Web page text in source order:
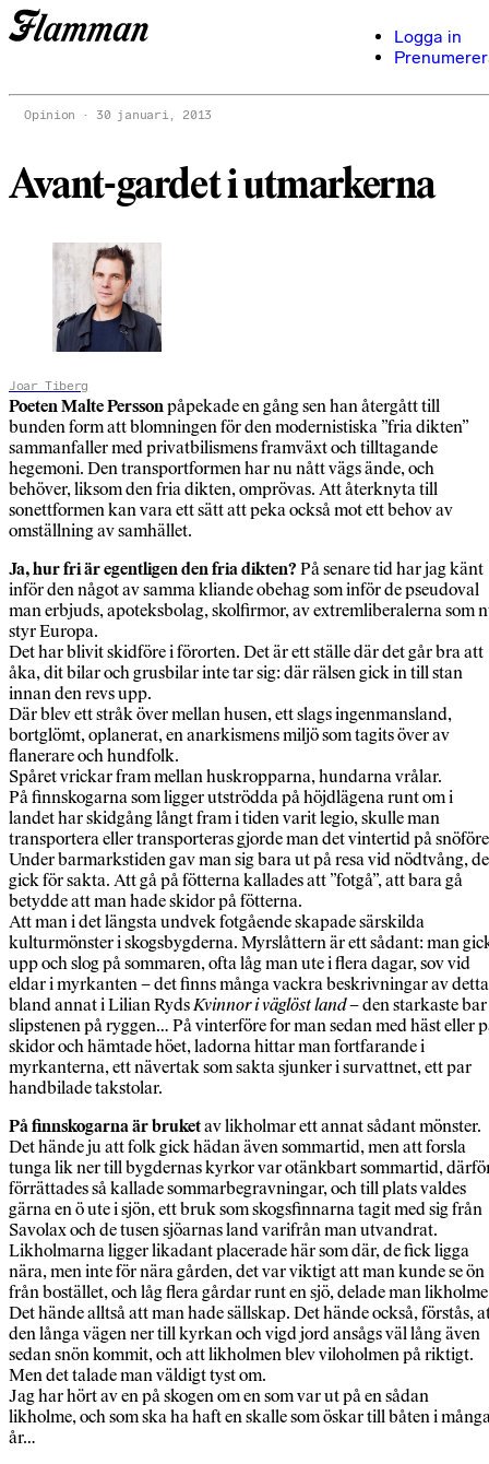
Logga in
Opinion 30 januari, 2013
Avant-gardet i utmarkerna
Joar Tiberg
Poeten Malte Perssonpåpekade en gång sen han återgått till
bunden form att blomningen för den modernistiska ”fria dikten”
sammanfaller med privatbilismens framväxt och tilltagande
hegemoni. Den transportformen har nu nått vägs ände, och
behöver, liksom den fria dikten, omprövas. Att återknyta till
sonettformen kan vara ett sätt att peka också mot ett behov av
omställning av samhället.
Ja, hur fri är egentligen den fria dikten? På senare tid har jag känt
inför den något av samma kliande obehag som inför de pseudoval
man erbjuds, apoteksbolag, skolfirmor, av extremliberalerna som
styr Europa.
Det har blivit skidföre i förorten. Det är ett ställe där det går bra att
åka, dit bilar och grusbilar inte tar sig: där rälsen gick in till stan
innan den revs upp.
Där blev ett stråk över mellan husen, ett slags ingenmansland,
bortglömt, oplanerat, en anarkismens miljö som tagits över av
flanerare och hundfolk.
Spåret vrickar fram mellan huskropparna, hundarna vrålar.
På finnskogarna som ligger utströdda på höjdlägena runt om i
landet har skidgång långt fram i tiden varit legio, skulle man
transportera eller transporteras gjorde man det vintertid på
Under barmarkstiden gav man sig bara ut på resa vid nödtvång,
gick för sakta. Att gå på fötterna kallades att ”fotgå”, att bara gå
betydde att man hade skidor på fötterna.
Att man i det längsta undvek fotgående skapade särskilda
kulturmönster i skogsbygderna. Myrslåttern är ett sådant: man
upp och slog på sommaren, ofta låg man ute i flera dagar, sov vid
eldar i myrkanten – det finns många vackra beskrivningar av
bland annat i Lilian RydsKvinnor i väglöst land– den starkaste bar
slipstenen på ryggen… På vinterföre for man sedan med häst eller
skidor och hämtade höet, ladorna hittar man fortfarande i
myrkanterna, ett nävertak som sakta sjunker i survattnet, ett par
handbilade takstolar.
På finnskogarna är bruketav likholmar ett annat sådant mönster.
Det hände ju att folk gick hädan även sommartid, men att forsla
tunga lik ner till bygdernas kyrkor var otänkbart sommartid,
förrättades så kallade sommarbegravningar, och till plats valdes
gärna en ö ute i sjön, ett bruk som skogsfinnarna tagit med sig från
Savolax och de tusen sjöarnas land varifrån man utvandrat.
Likholmarna ligger likadant placerade här som där, de fick ligga
nära, men inte för nära gården, det var viktigt att man kunde se ön
från bostället, och låg flera gårdar runt en sjö, delade man
Det hände alltså att man hade sällskap. Det hände också, förstås,
den långa vägen ner till kyrkan och vigd jord ansågs väl lång även
sedan snön kommit, och att likholmen blev viloholmen på riktigt.
Men det talade man väldigt tyst om.
Jag har hört av en på skogen om en som var ut på en sådan
likholme, och som ska ha haft en skalle som öskar till båten i
år…